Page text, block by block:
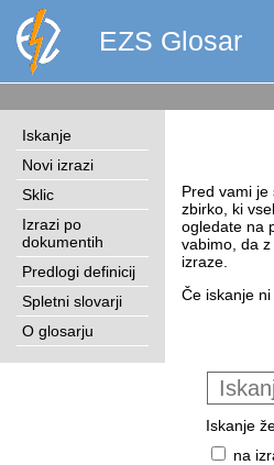
EZS Glosar
Iskanje
Novi izrazi
Sklic
Izrazi po
dokumentih
Predlogi definicij
Spletni slovarji
O glosarju
Pred vami
zbirko, ki
ogledate na
vabimo, da
izraze.
Če iskanje
Iskanje
na